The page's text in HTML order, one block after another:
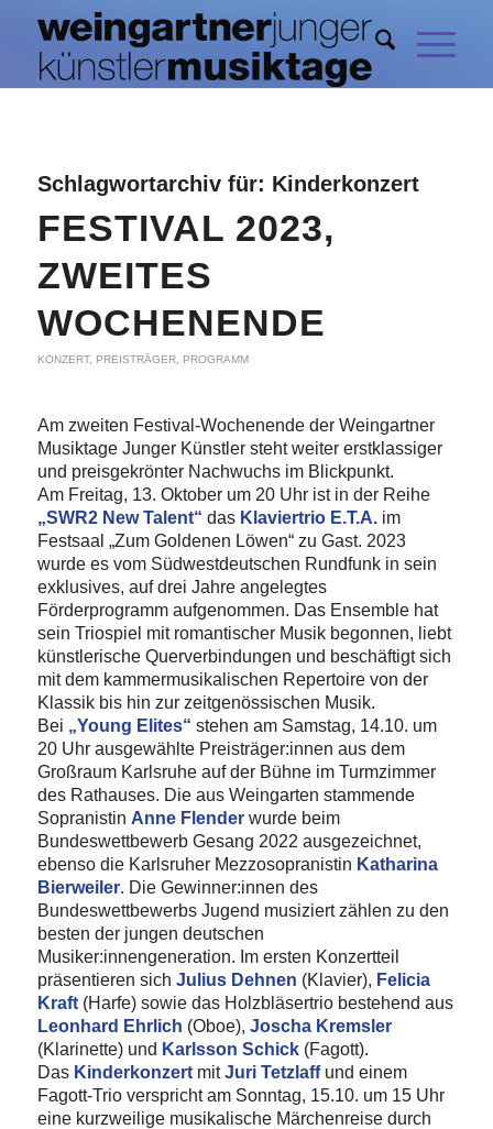
Schlagwortarchiv für: Kinderkonzert
FESTIVAL 2023,
ZWEITES
WOCHENENDE
KONZERT, PREISTRÄGER, PROGRAMM
Am zweiten Festival-Wochenende der Weingartner
Musiktage Junger Künstler steht weiter erstklassiger
und preisgekrönter Nachwuchs im Blickpunkt.
Am Freitag, 13. Oktober um 20 Uhr ist in der Reihe
„SWR2 New Talent“ das Klaviertrio E.T.A.im
Festsaal „Zum Goldenen Löwen“ zu Gast. 2023
wurde es vom Südwestdeutschen Rundfunk in sein
exklusives, auf drei Jahre angelegtes
Förderprogramm aufgenommen. Das Ensemble hat
sein Triospiel mit romantischer Musik begonnen, liebt
künstlerische Querverbindungen und beschäftigt sich
mit dem kammermusikalischen Repertoire von der
Klassik bis hin zur zeitgenössischen Musik.
Bei „Young Elites“ stehen am Samstag, 14.10. um
20 Uhr ausgewählte Preisträger:innen aus dem
Großraum Karlsruhe auf der Bühne im Turmzimmer
des Rathauses. Die aus Weingarten stammende
Sopranistin Anne Flenderwurde beim
Bundeswettbewerb Gesang 2022 ausgezeichnet,
ebenso die Karlsruher Mezzosopranistin Katharina
Bierweiler. Die Gewinner:innen des
Bundeswettbewerbs Jugend musiziert zählen zu den
besten der jungen deutschen
Musiker:innengeneration. Im ersten Konzertteil
präsentieren sich Julius Dehnen (Klavier), Felicia
Kraft(Harfe) sowie das Holzbläsertrio bestehend aus
Leonhard Ehrlich (Oboe), Joscha Kremsler
(Klarinette) und Karlsson Schick(Fagott).
Das Kinderkonzert mitJuri Tetzlaffund einem
Fagott-Trio verspricht am Sonntag, 15.10. um 15 Uhr
eine kurzweilige musikalische Märchenreise durch